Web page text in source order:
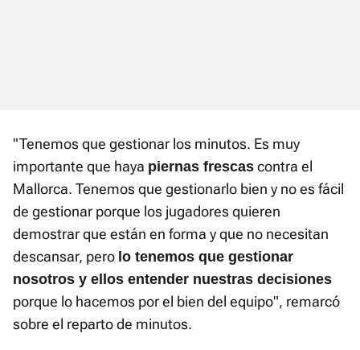
"Tenemos que gestionar los minutos. Es muy
importante que haya piernas frescas contra el
Mallorca. Tenemos que gestionarlo bien y no es fácil
de gestionar porque los jugadores quieren
demostrar que están en forma y que no necesitan
descansar, pero lo tenemos que gestionar
nosotros y ellos entender nuestras decisiones
porque lo hacemos por el bien del equipo", remarcó
sobre el reparto de minutos.